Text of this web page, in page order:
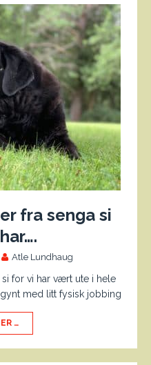
fra senga si
Atle Lundhaug
for vi har vært ute i hele
med litt fysisk jobbing
…